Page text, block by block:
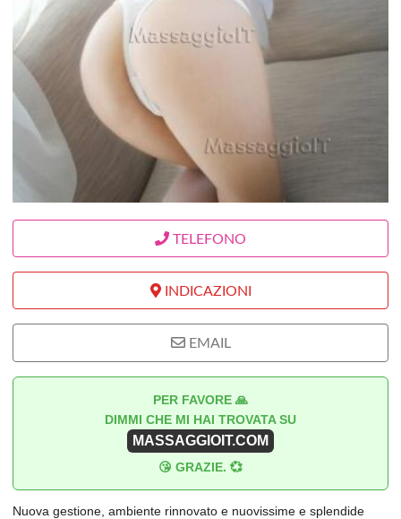
TELEFONO
INDICAZIONI
EMAIL
PER FAVORE 🙏
DIMMI CHE MI HAI TROVATA SU
MASSAGGIOIT.COM
😘 GRAZIE. 💞
Nuova gestione, ambiente rinnovato e nuovissime e splendide